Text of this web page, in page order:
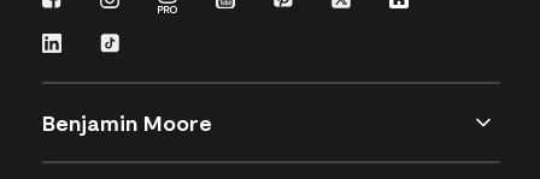
Benjamin Moore